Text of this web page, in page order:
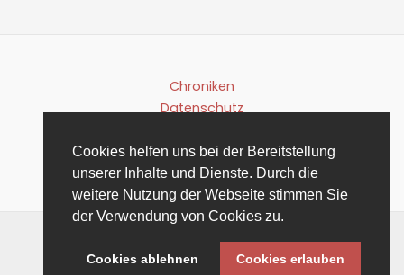
Cookies helfen uns bei der Bereitstellung
unserer Inhalte und Dienste. Durch die
weitere Nutzung der Webseite stimmen Sie
der Verwendung von Cookies zu.
Cookies ablehnen Cookies erlauben
Chroniken
Datenschutz
Impressum
Copyright © 2026